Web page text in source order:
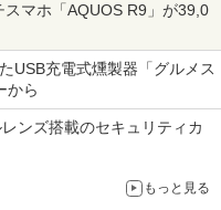
マホ「AQUOS R9」が39,0
USB充電式燻製器「グルメス
から
ンズ搭載のセキュリティカ
もっと見る